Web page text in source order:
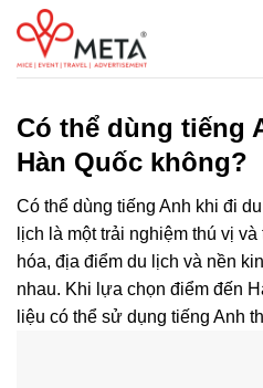
Chuyển
đến
nội
Có thể dùng tiếng
Hàn Quốc không?
Có thể dùng tiếng Anh khi đi
lịch là một trải nghiệm thú vị
hóa, địa điểm du lịch và nền
nhau. Khi lựa chọn điểm đến
liệu có thể sử dụng tiếng Anh